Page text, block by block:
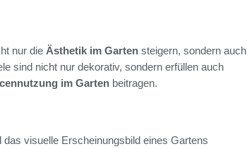
nur die Ästhetik im Garten steigern, sondern auch
sind nicht nur dekorativ, sondern erfüllen auch
im Garten beitragen.
visuelle Erscheinungsbild eines Gartens